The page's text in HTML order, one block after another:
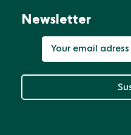
Newsletter